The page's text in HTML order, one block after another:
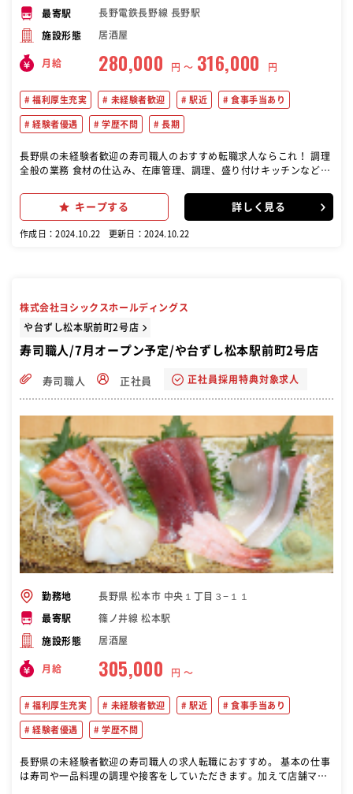
最寄駅 長野電鉄長野線 長野駅
施設形態 居酒屋
月給 280,000 円 〜 316,000 円
福利厚生充実 未経験者歓迎 駅近 食事手当あり
経験者優遇 学歴不問 長期
長野県の未経験者歓迎の寿司職人のおすすめ転職求人ならこれ！ 調理
全般の業務 食材の仕込み、在庫管理、調理、盛り付けキッチンなどの
のオープニングスタッフとしての立ち上げにも通じるチャンスがある
店舗運営サポート 調理長候補として、店舗全体の調理や運営にも関与
します。 技術向上のための取り組み
キープする 詳しく見る
作成日：2024.10.22 更新日：2024.10.22
株式会社ヨシックスホールディングス
や台ずし松本駅前町2号店
寿司職人/7月オープン予定/や台ずし松本駅前町2号店
寿司職人 正社員 正社員採用特典対象求人
勤務地 長野県 松本市 中央１丁目３−１１
最寄駅 篠ノ井線 松本駅
施設形態 居酒屋
月給 305,000 円 〜
福利厚生充実 未経験者歓迎 駅近 食事手当あり
経験者優遇 学歴不問
長野県の未経験者歓迎の寿司職人の求人転職におすすめ。 基本の仕事
は寿司や一品料理の調理や接客をしていただきます。加えて店舗マネ